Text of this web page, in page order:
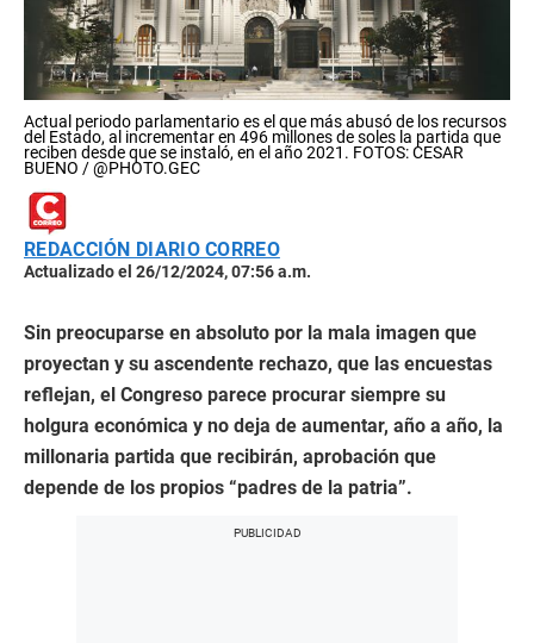
Actual periodo parlamentario es el que más abusó de los recursos
del Estado, al incrementar en 496 millones de soles la partida que
reciben desde que se instaló, en el año 2021. FOTOS: CESAR
BUENO / @PHOTO.GEC
REDACCIÓN DIARIO CORREO
Actualizado el 26/12/2024, 07:56 a.m.
Sin preocuparse en absoluto por la mala imagen que
proyectan y su ascendente rechazo, que las encuestas
reflejan, el Congreso parece procurar siempre su
holgura económica y no deja de aumentar, año a año, la
millonaria partida que recibirán, aprobación que
depende de los propios “padres de la patria”.